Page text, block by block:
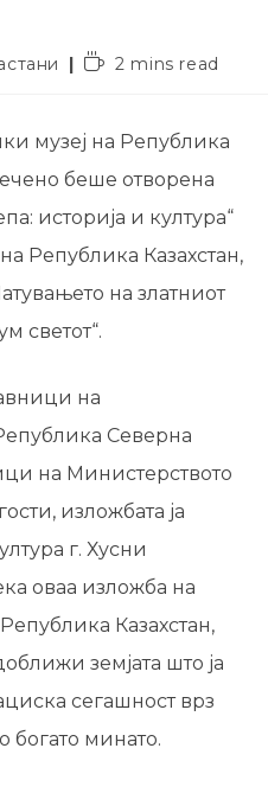
2 mins read
музеј на Република
беше отворена
историја и култура“
Република Казахстан,
на златниот
светот“.
на
Северна
на Министерството
изложбата ја
г. Хусни
оваа изложба на
Казахстан,
земјата што ја
сегашност врз
богато минато.